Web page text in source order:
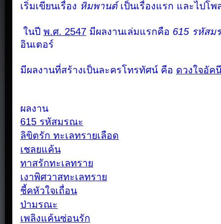
เริ่มเขียนเรื่อง หิมพานต์ เป็นเรื่องแรก และไปโพ
ในปี พ.ศ. 2547 มีผลงานเล่มแรกคือ 615 รหัสม
อินเตอร์
มีผลงานที่สร้างเป็นละครโทรทัศน์ คือ ดวงใจอัค
ผลงาน
615 รหัสมรณะ
ลิขิตรัก ทะเลทรายเลือด
เชลยแค้น
ทาสรักทะเลทราย
เงาพิศวาสทะเลทราย
ชี้คหัวใจเถื่อน
ป่ามรณะ
เพลิงแค้นซ่อนรัก